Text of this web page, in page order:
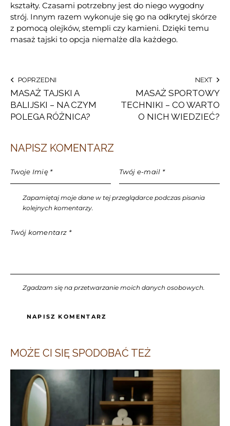
kształty. Czasami potrzebny jest do niego wygodny
strój. Innym razem wykonuje się go na odkrytej skórze
z pomocą olejków, stempli czy kamieni. Dzięki temu
masaż tajski to opcja niemalże dla każdego.
POPRZEDNI
MASAŻ TAJSKI A
BALIJSKI – NA CZYM
POLEGA RÓŻNICA?
NEXT
MASAŻ SPORTOWY
TECHNIKI – CO WARTO
O NICH WIEDZIEĆ?
NAPISZ KOMENTARZ
Zapamiętaj moje dane w tej przeglądarce podczas pisania
kolejnych komentarzy.
Zgadzam się na przetwarzanie moich danych osobowych.
MOŻE CI SIĘ SPODOBAĆ TEŻ